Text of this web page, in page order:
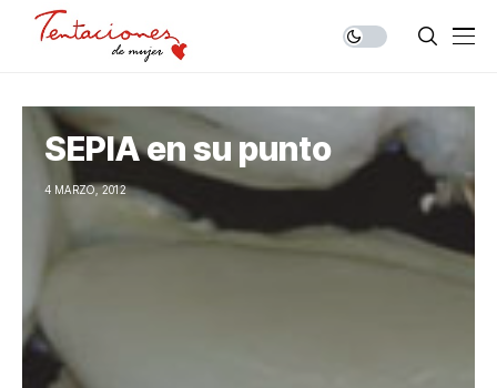
SEPIA en su punto
4 MARZO, 2012